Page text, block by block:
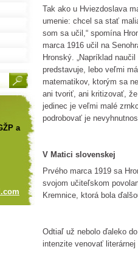
Tak ako u Hviezdoslava
umenie: chcel sa stať
som sa učil,“ spomína
marca 1916 učil na
Hronský. „Napríklad
predstavuje, lebo veľmi
matematikov, ktorým sa
ani tvoriť, ani kritizovať,
jedinec je veľmi malé
podrobovať je
V Matici slovenskej
Prvého marca 1919 sa
svojom učiteľskom
Kremnice, ktorá bola
Odtiaľ už nebolo ďaleko
intenzite venovať
a